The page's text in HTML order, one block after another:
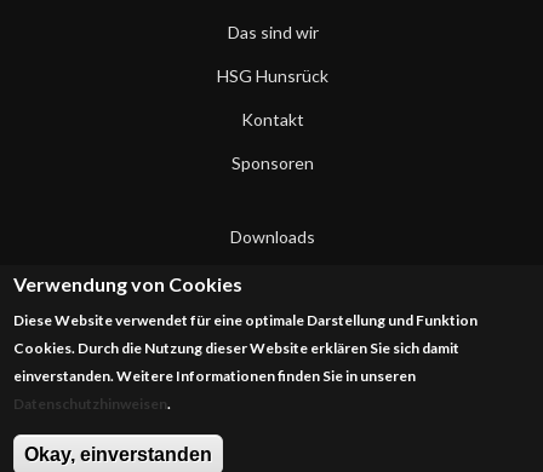
Das sind wir
HSG Hunsrück
Kontakt
Sponsoren
Downloads
Datenschutzerklärung
Impressum
Verwendung von Cookies
Diese Website verwendet für eine optimale Darstellung und Funktion
Cookies. Durch die Nutzung dieser Website erklären Sie sich damit
einverstanden. Weitere Informationen finden Sie in unseren
Datenschutzhinweisen.
Okay, einverstanden